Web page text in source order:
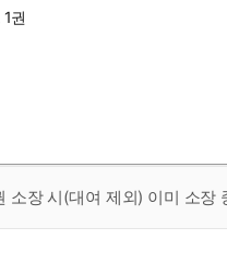
소장 시(대여 제외) 이미 소